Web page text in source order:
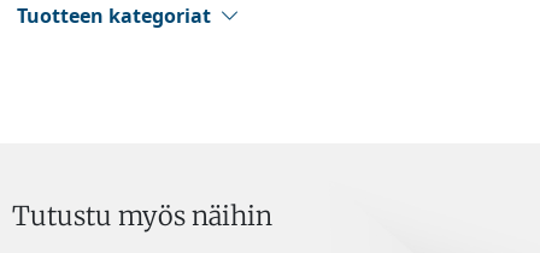
Tuotteen kategoriat
Tutustu myös näihin